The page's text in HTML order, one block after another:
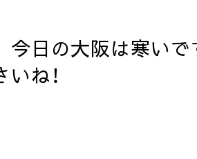
日の大阪は寒いで
ね！